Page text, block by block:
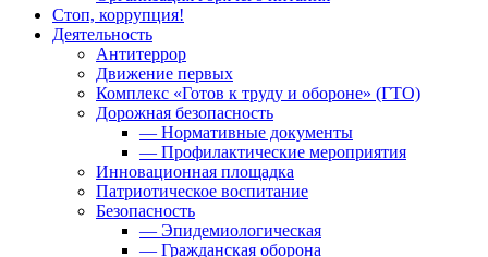
Стоп, коррупция!
Деятельность
Антитеррор
Движение первых
Комплекс «Готов к труду и обороне» (ГТО)
Дорожная безопасность
— Нормативные документы
— Профилактические мероприятия
Инновационная площадка
Патриотическое воспитание
Безопасность
— Эпидемиологическая
— Гражданская оборона